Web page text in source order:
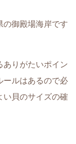
の御殿場海岸です
ありがたいポイン
ールはあるので必
い貝のサイズの確